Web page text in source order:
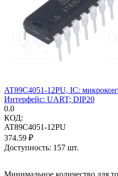
AT89C4051-12PU, IC:
Интерфейс: UART; DIP20
0.0
КОД:
AT89C4051-12PU
374.59 ₽
Доступность: 157 шт.
Минимальное количество для